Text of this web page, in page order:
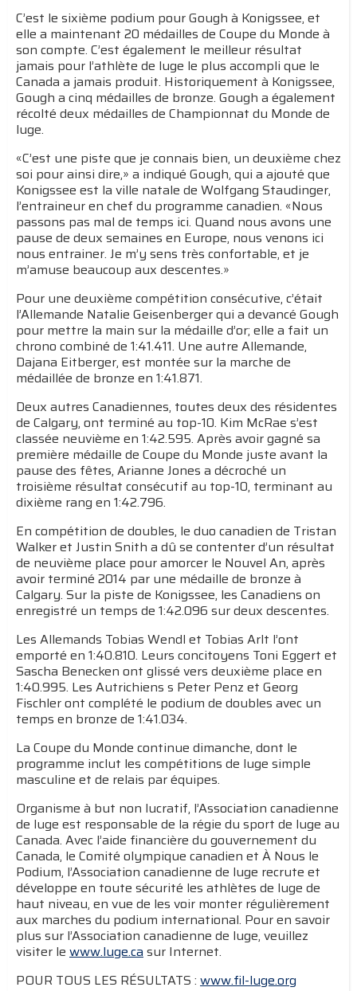
C’est le sixième podium pour Gough à Konigssee, et
elle a maintenant 20 médailles de Coupe du Monde à
son compte. C’est également le meilleur résultat
jamais pour l’athlète de luge le plus accompli que le
Canada a jamais produit. Historiquement à Konigssee,
Gough a cinq médailles de bronze. Gough a également
récolté deux médailles de Championnat du Monde de
luge.
«C’est une piste que je connais bien, un deuxième chez
soi pour ainsi dire,» a indiqué Gough, qui a ajouté que
Konigssee est la ville natale de Wolfgang Staudinger,
l’entraineur en chef du programme canadien. «Nous
passons pas mal de temps ici. Quand nous avons une
pause de deux semaines en Europe, nous venons ici
nous entrainer. Je m’y sens très confortable, et je
m’amuse beaucoup aux descentes.»
Pour une deuxième compétition consécutive, c’était
l’Allemande Natalie Geisenberger qui a devancé Gough
pour mettre la main sur la médaille d’or; elle a fait un
chrono combiné de 1:41.411. Une autre Allemande,
Dajana Eitberger, est montée sur la marche de
médaillée de bronze en 1:41.871.
Deux autres Canadiennes, toutes deux des résidentes
de Calgary, ont terminé au top-10. Kim McRae s’est
classée neuvième en 1:42.595. Après avoir gagné sa
première médaille de Coupe du Monde juste avant la
pause des fêtes, Arianne Jones a décroché un
troisième résultat consécutif au top-10, terminant au
dixième rang en 1:42.796.
En compétition de doubles, le duo canadien de Tristan
Walker et Justin Snith a dû se contenter d’un résultat
de neuvième place pour amorcer le Nouvel An, après
avoir terminé 2014 par une médaille de bronze à
Calgary. Sur la piste de Konigssee, les Canadiens on
enregistré un temps de 1:42.096 sur deux descentes.
Les Allemands Tobias Wendl et Tobias Arlt l’ont
emporté en 1:40.810. Leurs concitoyens Toni Eggert et
Sascha Benecken ont glissé vers deuxième place en
1:40.995. Les Autrichiens s Peter Penz et Georg
Fischler ont complété le podium de doubles avec un
temps en bronze de 1:41.034.
La Coupe du Monde continue dimanche, dont le
programme inclut les compétitions de luge simple
masculine et de relais par équipes.
Organisme à but non lucratif, l’Association canadienne
de luge est responsable de la régie du sport de luge au
Canada. Avec l’aide financière du gouvernement du
Canada, le Comité olympique canadien et À Nous le
Podium, l’Association canadienne de luge recrute et
développe en toute sécurité les athlètes de luge de
haut niveau, en vue de les voir monter régulièrement
aux marches du podium international. Pour en savoir
plus sur l’Association canadienne de luge, veuillez
visiter le www.luge.casur Internet.
POUR TOUS LES RÉSULTATS : www.fil-luge.org